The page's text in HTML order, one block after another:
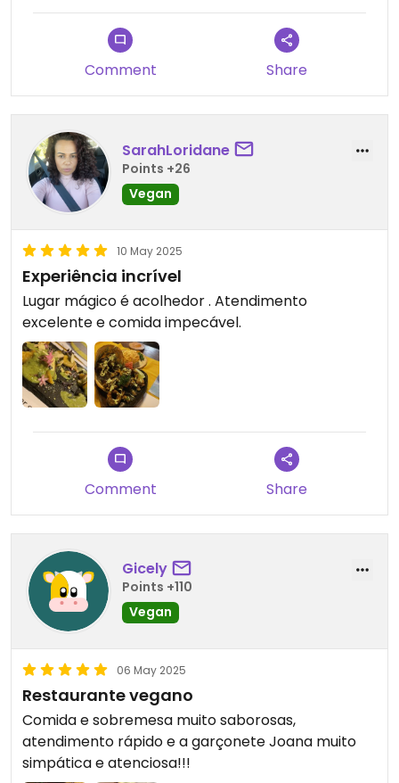
Comment Share
SarahLoridane
Points +26
Vegan
10 May 2025
Experiência incrível
Lugar mágico é acolhedor . Atendimento
excelente e comida impecável.
Comment Share
Gicely
Points +110
Vegan
06 May 2025
Restaurante vegano
Comida e sobremesa muito saborosas,
atendimento rápido e a garçonete Joana muito
simpática e atenciosa!!!